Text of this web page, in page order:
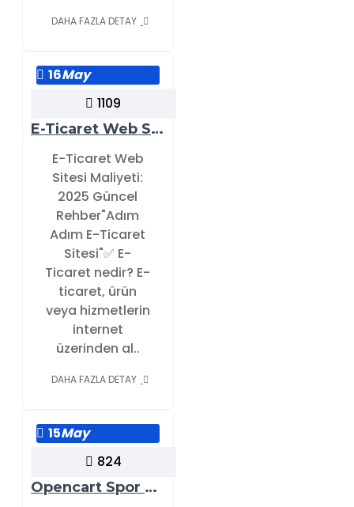
DAHA FAZLA DETAY
16May
1109
E-Ticaret Web Sitesi Maliyeti – 2025 Güncel Rehber
E-Ticaret Web
Sitesi Maliyeti:
2025 Güncel
Rehber"Adım
Adım E-Ticaret
Sitesi"✅ E-
Ticaret nedir? E-
ticaret, ürün
veya hizmetlerin
internet
üzerinden al..
DAHA FAZLA DETAY
15May
824
Opencart Spor Ürünleri Web Sitesi Demosu: Profesyonel ve Güçlü E-Ticaret Çözümü